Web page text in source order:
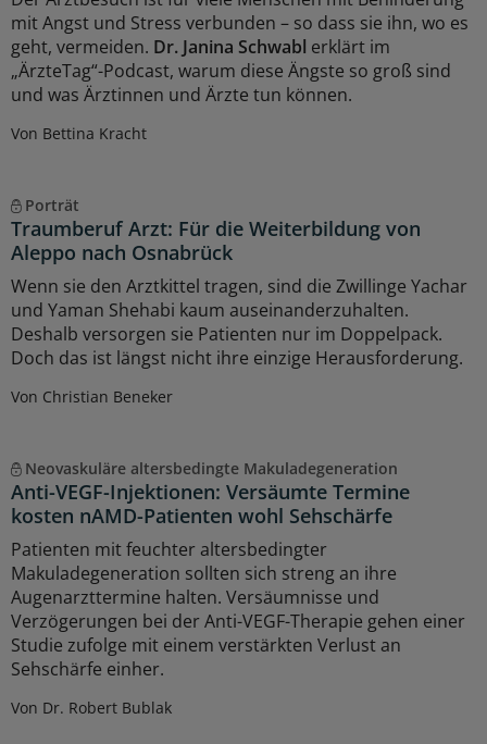
mit Angst und Stress verbunden – so dass sie ihn, wo es
geht, vermeiden. Dr. Janina Schwabl erklärt im
„ÄrzteTag“-Podcast, warum diese Ängste so groß sind
und was Ärztinnen und Ärzte tun können.
Von Bettina Kracht
Porträt
Traumberuf Arzt: Für die Weiterbildung von
Aleppo nach Osnabrück
Wenn sie den Arztkittel tragen, sind die Zwillinge Yachar
und Yaman Shehabi kaum auseinanderzuhalten.
Deshalb versorgen sie Patienten nur im Doppelpack.
Doch das ist längst nicht ihre einzige Herausforderung.
Von Christian Beneker
Neovaskuläre altersbedingte Makuladegeneration
Anti-VEGF-Injektionen: Versäumte Termine
kosten nAMD-Patienten wohl Sehschärfe
Patienten mit feuchter altersbedingter
Makuladegeneration sollten sich streng an ihre
Augenarzttermine halten. Versäumnisse und
Verzögerungen bei der Anti-VEGF-Therapie gehen einer
Studie zufolge mit einem verstärkten Verlust an
Sehschärfe einher.
Von Dr. Robert Bublak